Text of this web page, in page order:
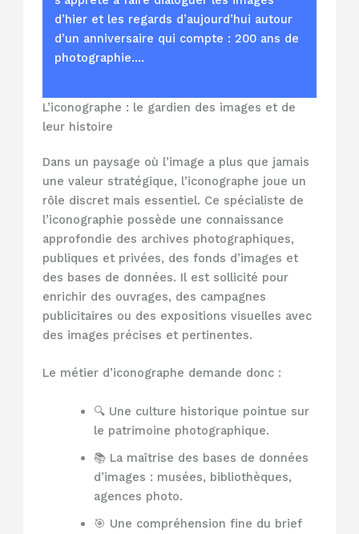
d’hier et les regards d’aujourd’hui autour
d’un anniversaire qui compte : 200 ans de
photographie.…
L’iconographe : le gardien des images et de
leur histoire
Dans un paysage où l’image a plus que jamais
une valeur stratégique, l’iconographe joue un
rôle discret mais essentiel. Ce spécialiste de
l’iconographie possède une connaissance
approfondie des archives photographiques,
publiques et privées, des fonds d’images et
des bases de données. Il est sollicité pour
enrichir des ouvrages, des campagnes
publicitaires ou des expositions visuelles avec
des images précises et pertinentes.
Le métier d’iconographe demande donc :
🔍 Une culture historique pointue sur
le patrimoine photographique.
📚 La maîtrise des bases de données
d’images : musées, bibliothèques,
agences photo.
🎯 Une compréhension fine du brief